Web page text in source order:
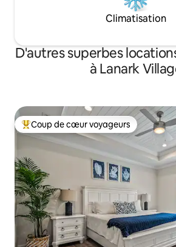
Climatisation
D'autres superbes
à Lanark
Coup de cœur voyageurs parmi les plus
Coup de cœur voyageurs